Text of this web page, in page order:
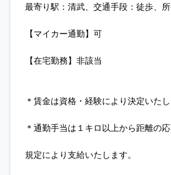
最寄り駅：清武、交通手段：徒歩、
【マイカー通勤】可
【在宅勤務】非該当
＊賃金は資格・経験により決定いたし
＊通勤手当は１キロ以上から距離の
規定により支給いたします。